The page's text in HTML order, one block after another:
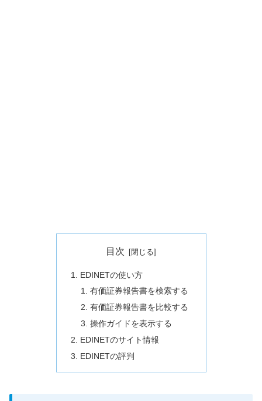
目次
EDINETの使い方
有価証券報告書を検索する
有価証券報告書を比較する
操作ガイドを表示する
EDINETのサイト情報
EDINETの評判